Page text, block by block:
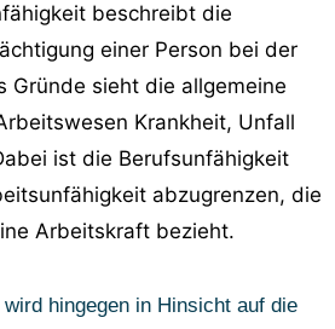
beschreibt die
einer Person bei der
Gründe sieht die allgemeine
Krankheit, Unfall
ist die Berufsunfähigkeit
abzugrenzen, die
Arbeitskraft bezieht.
hingegen in Hinsicht auf die